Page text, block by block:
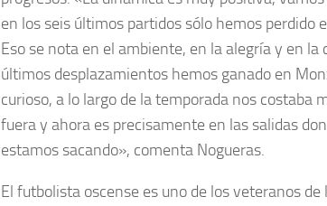
en los seis últimos partidos sólo hemos perdido
Eso se nota en el ambiente, en la alegría y en la
últimos desplazamientos hemos ganado en
curioso, a lo largo de la temporada nos costaba
fuera y ahora es precisamente en las salidas
estamos sacando», comenta Nogueras.
El futbolista oscense es uno de los veteranos